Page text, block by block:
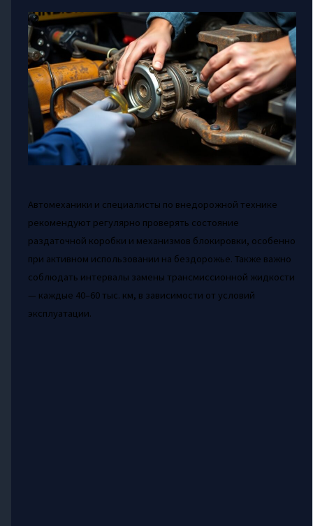
Автомеханики и специалисты по внедорожной технике
рекомендуют регулярно проверять состояние
раздаточной коробки и механизмов блокировки, особенно
при активном использовании на бездорожье. Также важно
соблюдать интервалы замены трансмиссионной жидкости
— каждые 40–60 тыс. км, в зависимости от условий
эксплуатации.